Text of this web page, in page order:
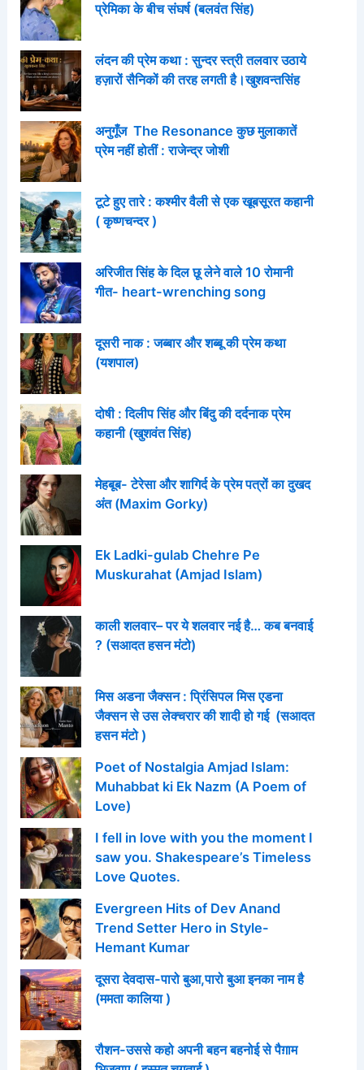
प्रेमिका के बीच संघर्ष (बलवंत सिंह)
लंदन की प्रेम कथा : सुन्दर स्त्री तलवार उठाये
हज़ारों सैनिकों की तरह लगती है।खुशवन्तसिंह
अनुगूँज The Resonance कुछ मुलाकातें
प्रेम नहीं होतीं : राजेन्द्र जोशी
टूटे हुए तारे : कश्मीर वैली से एक खूबसूरत कहानी
( कृष्णचन्दर )
अरिजीत सिंह के दिल छू लेने वाले 10 रोमानी
गीत- heart-wrenching song
दूसरी नाक : जब्बार और शब्बू की प्रेम कथा
(यशपाल)
दोषी : दिलीप सिंह और बिंदु की दर्दनाक प्रेम
कहानी (खुशवंत सिंह)
मेहबूब- टेरेसा और शागिर्द के प्रेम पत्रों का दुखद
अंत (Maxim Gorky)
Ek Ladki-gulab Chehre Pe
Muskurahat (Amjad Islam)
काली शलवार– पर ये शलवार नई है… कब बनवाई
? (सआदत हसन मंटो)
मिस अडना जैक्सन : प्रिंसिपल मिस एडना
जैक्सन से उस लेक्चरार की शादी हो गई (सआदत
हसन मंटो )
Poet of Nostalgia Amjad Islam:
Muhabbat ki Ek Nazm (A Poem of
Love)
I fell in love with you the moment I
saw you. Shakespeare’s Timeless
Love Quotes.
Evergreen Hits of Dev Anand
Trend Setter Hero in Style-
Hemant Kumar
दूसरा देवदास-पारो बुआ,पारो बुआ इनका नाम है
(ममता कालिया )
रौशन-उससे कहो अपनी बहन बहनोई से पैग़ाम